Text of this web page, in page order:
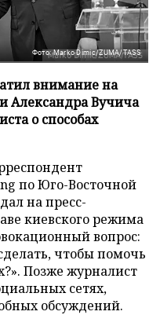
Фото: Marko Dimic/ZUMA/TASS
внимание на
Александра Вучича
о способах
по Юго-Восточной
на пресс-
киевского режима
вопрос:
чтобы помочь
Позже журналист
сетях,
обсуждений.